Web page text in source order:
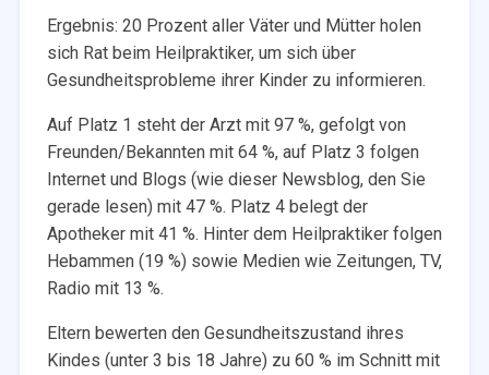
Ergebnis: 20 Prozent aller Väter und Mütter holen
sich Rat beim Heilpraktiker, um sich über
Gesundheitsprobleme ihrer Kinder zu informieren.
Auf Platz 1 steht der Arzt mit 97 %, gefolgt von
Freunden/Bekannten mit 64 %, auf Platz 3 folgen
Internet und Blogs (wie dieser Newsblog, den Sie
gerade lesen) mit 47 %. Platz 4 belegt der
Apotheker mit 41 %. Hinter dem Heilpraktiker folgen
Hebammen (19 %) sowie Medien wie Zeitungen, TV,
Radio mit 13 %.
Eltern bewerten den Gesundheitszustand ihres
Kindes (unter 3 bis 18 Jahre) zu 60 % im Schnitt mit